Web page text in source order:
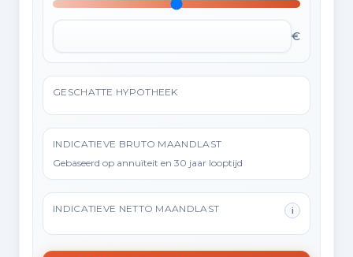
€
GESCHATTE HYPOTHEEK
INDICATIEVE BRUTO MAANDLAST
Gebaseerd op annuïteit en 30 jaar looptijd
INDICATIEVE NETTO MAANDLAST i